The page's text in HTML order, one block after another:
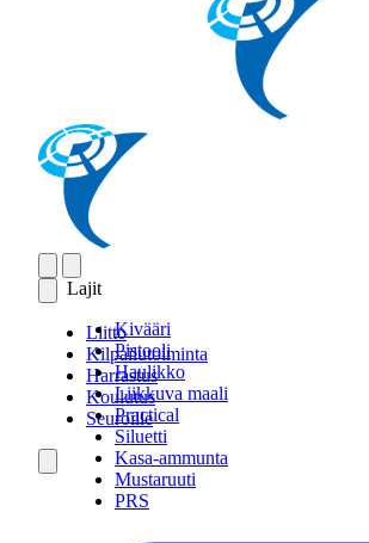
Lajit
Kivääri
Pistooli
Haulikko
Liikkuva maali
Practical
Siluetti
Kasa-ammunta
Mustaruuti
PRS
Liitto
Kilpailutoiminta
Harrastus
Koulutus
Seuroille